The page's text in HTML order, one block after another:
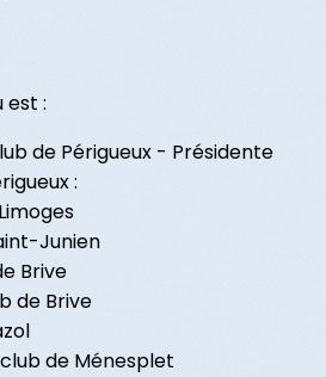
est :
de Périgueux - Présidente
:
Junien
Brive
de Brive
club de Ménesplet